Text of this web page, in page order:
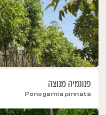
פנוגמיה מנוצה
Ponogamia pinnata